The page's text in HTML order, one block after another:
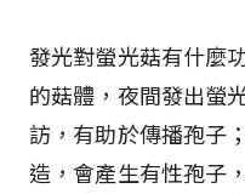
發光對螢光菇有什麼
的菇體，夜間發出螢
訪，有助於傳播孢子
造，會產生有性孢子